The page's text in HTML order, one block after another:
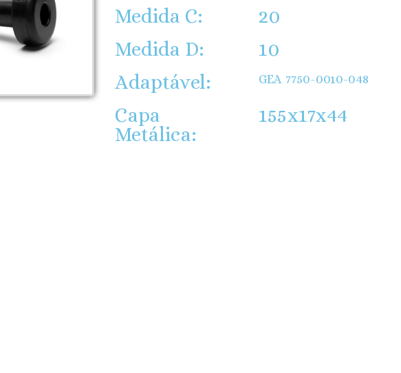
Medida C:
20
Medida D:
10
Adaptável:
GEA 7750-0010-048
Capa
Metálica:
155x17x44